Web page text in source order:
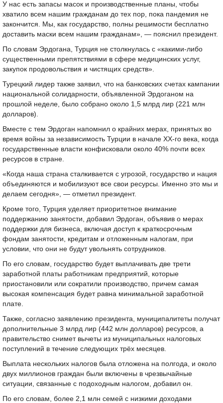
У нас есть запасы масок и производственные планы, чтобы
хватило всем нашим гражданам до тех пор, пока пандемия не
закончится. Мы, как государство, полны решимости бесплатно
доставить маски всем нашим гражданам», — пояснил президент.
По словам Эрдогана, Турция не столкнулась с «какими-либо
существенными препятствиями в сфере медицинских услуг,
закупок продовольствия и чистящих средств».
Турецкий лидер также заявил, что на банковских счетах кампании
национальной солидарности, объявленной Эрдоганом на
прошлой неделе, было собрано около 1,5 млрд лир (221 млн
долларов).
Вместе с тем Эрдоган напомнил о крайних мерах, принятых во
время войны за независимость Турции в начале XX-го века, когда
государственные власти конфисковали около 40% почти всех
ресурсов в стране.
«Когда наша страна сталкивается с угрозой, государство и нация
объединяются и мобилизуют все свои ресурсы. Именно это мы и
делаем сегодня», — отметил президент.
Кроме того, Турция уделяет приоритетное внимание
поддержанию занятости, добавил Эрдоган, объявив о мерах
поддержки для бизнеса, включая доступ к краткосрочным
фондам занятости, кредитам и отложенным налогам, при
условии, что они не будут увольнять сотрудников.
По его словам, государство будет выплачивать две трети
заработной платы работникам предприятий, которые
приостановили или сократили производство, причем самая
высокая компенсация будет равна минимальной заработной
плате.
Также, согласно заявлению президента, муниципалитеты получат
дополнительные 3 млрд лир (442 млн долларов) ресурсов, а
правительство снимет вычеты из муниципальных налоговых
поступлений в течение следующих трёх месяцев.
Выплата нескольких налогов была отложена на полгода, и около
двух миллионов граждан были включены в чрезвычайные
ситуации, связанные с подоходным налогом, добавил он.
По его словам, более 2,1 млн семей с низкими доходами